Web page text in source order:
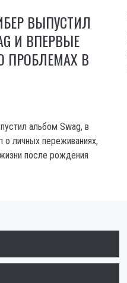
ВЫПУСТИЛ
И ВПЕРВЫЕ
ПРОБЛЕМАХ В
альбом Swag, в
о личных переживаниях,
после рождения